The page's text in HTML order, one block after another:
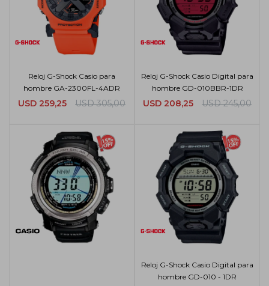
Reloj G-Shock Casio para
hombre GA-2300FL-4ADR
USD 259,25 USD 305,00
Reloj G-Shock Casio Digital para
hombre GD-010BBR-1DR
USD 208,25 USD 245,00
Reloj G-Shock Casio Digital para
hombre GD-010 - 1DR